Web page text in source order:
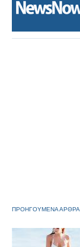
ΠΡΟΗΓΟΥΜΕΝΑ ΑΡΘΡΑ